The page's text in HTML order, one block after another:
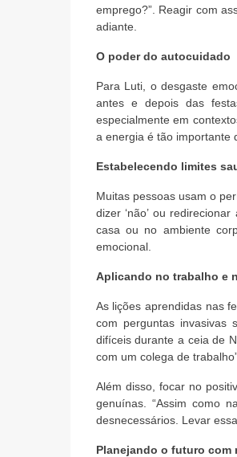
emprego?”. Reagir com
adiante.
O poder do autocuidado
Para Luti, o desgaste
antes e depois das
especialmente em
a energia é tão importante
Estabelecendo limites
Muitas pessoas usam o
dizer ‘não’ ou
casa ou no ambiente
emocional.
Aplicando no trabalho e
As lições aprendidas nas
com perguntas invasivas
difíceis durante a ceia de
com um colega de
Além disso, focar no
genuínas. “Assim como
desnecessários. Levar
Planejando o futuro com